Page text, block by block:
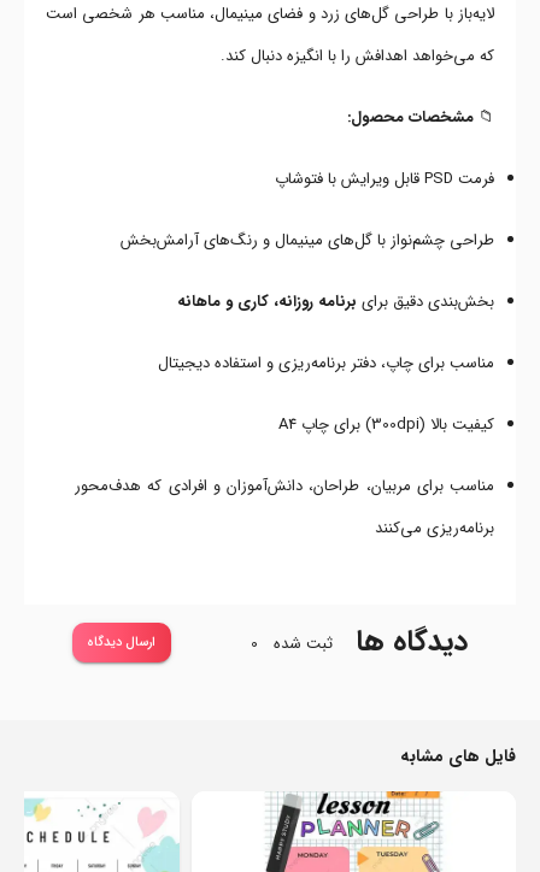
لایه‌باز با طراحی گل‌های زرد و فضای مینیمال، مناسب هر شخصی است
که می‌خواهد اهدافش را با انگیزه دنبال کند.
📁 مشخصات محصول:
فرمت PSD قابل ویرایش با فتوشاپ
طراحی چشم‌نواز با گل‌های مینیمال و رنگ‌های آرامش‌بخش
بخش‌بندی دقیق برای برنامه روزانه، کاری و ماهانه
مناسب برای چاپ، دفتر برنامه‌ریزی و استفاده دیجیتال
کیفیت بالا (300dpi) برای چاپ A4
مناسب برای مربیان، طراحان، دانش‌آموزان و افرادی که هدف‌محور
برنامه‌ریزی می‌کنند
دیدگاه ها ثبت شده 0 ارسال دیدگاه
فایل های مشابه